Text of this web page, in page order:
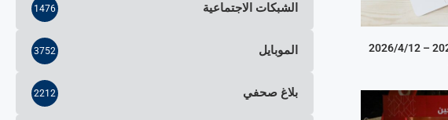
الشبكات الاجتماعية 1476
الموبايل 3752
بلاغ صحفي 2212